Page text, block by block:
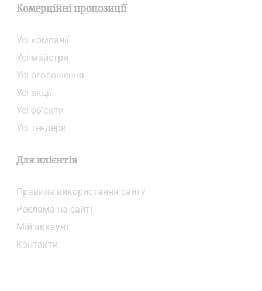
Комерційні пропозиції
Усі компанії
Усі майстри
Усі оголошення
Усі акції
Усі об’єкти
Усі тендери
Для клієнтів
Правила використання сайту
Реклама на сайті
Мій аккаунт
Контакти